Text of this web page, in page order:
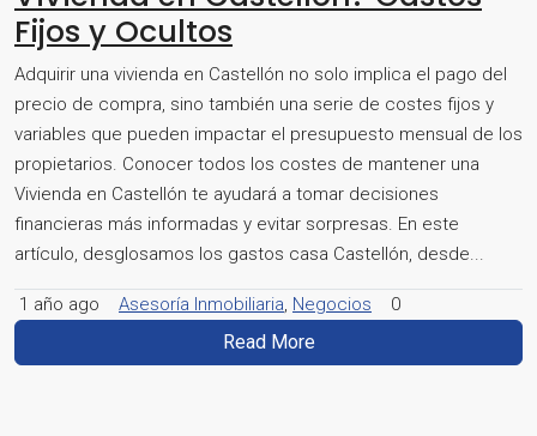
Fijos y Ocultos
Adquirir una vivienda en Castellón no solo implica el pago del
precio de compra, sino también una serie de costes fijos y
variables que pueden impactar el presupuesto mensual de los
propietarios. Conocer todos los costes de mantener una
Vivienda en Castellón te ayudará a tomar decisiones
financieras más informadas y evitar sorpresas. En este
artículo, desglosamos los gastos casa Castellón, desde...
1 año ago Asesoría Inmobiliaria, Negocios 0
Read More